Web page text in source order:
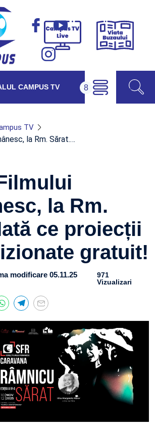
Campus
Viața
CAMPUS TV
TV
la Rm. Sărat.…
la Rm.
ce proiecții
gratuit!
modificare 05.11.25
971
Vizualizari